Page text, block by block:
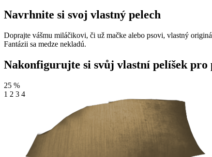
Navrhnite si svoj vlastný pelech
Doprajte vášmu miláčikovi, či už mačke alebo psovi, vlastný
Fantázii sa medze nekladú.
Nakonfigurujte si svůj vlastní pelíšek pro
25 %
1 2 3 4